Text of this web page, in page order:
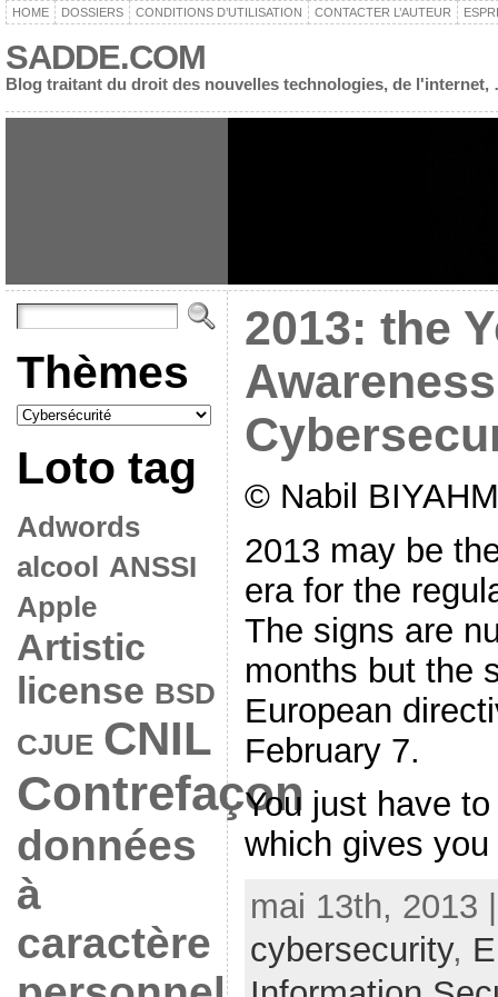
HOME DOSSIERS CONDITIONS D’UTILISATION CONTACTER L’AUTEUR
SADDE.COM
Blog traitant du droit des nouvelles technologies, de l'internet,
Thèmes
Loto tag
Adwords
alcool
ANSSI
Apple
Artistic
license BSD
CJUE CNIL
Contrefaçon
données
à
caractère
2013: the
© Nabil
2013 may be
era for the
The signs are
months but the
European
February 7.
You just have
which gives
mai 13th, 2013
cybersecurity,